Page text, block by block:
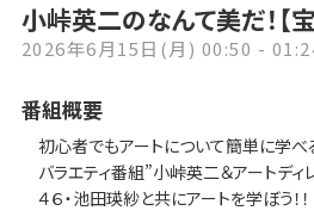
小峠英二のなんて美だ！【
2026年6月15日(月) 00:50 -
番組概要
初心者でもアートについて簡単に学
バラエティ番組”小峠英二＆アートディ
４６・池田瑛紗と共にアートを学ぼう！！